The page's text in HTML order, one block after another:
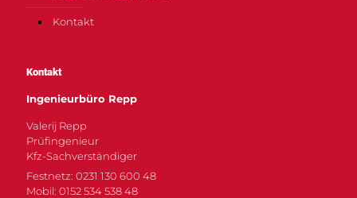
Kontakt
Kontakt
Ingenieurbüro Repp
Valerij Repp
Prüfingenieur
Kfz-Sachverständiger
Festnetz: 0231 130 600 48
Mobil: 0152 534 538 48